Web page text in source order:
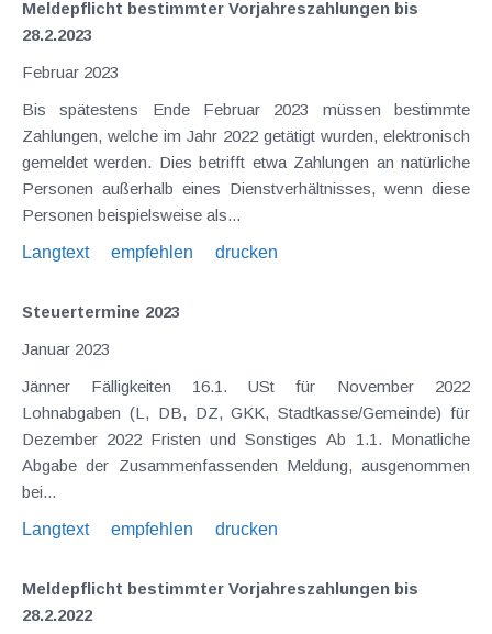
Meldepflicht bestimmter Vorjahreszahlungen bis
28.2.2023
Februar 2023
Bis spätestens Ende Februar 2023 müssen bestimmte
Zahlungen, welche im Jahr 2022 getätigt wurden, elektronisch
gemeldet werden. Dies betrifft etwa Zahlungen an natürliche
Personen außerhalb eines Dienstverhältnisses, wenn diese
Personen beispielsweise als...
Langtext
empfehlen drucken
Steuertermine 2023
Januar 2023
Jänner Fälligkeiten 16.1. USt für November 2022
Lohnabgaben (L, DB, DZ, GKK, Stadtkasse/Gemeinde) für
Dezember 2022 Fristen und Sonstiges Ab 1.1. Monatliche
Abgabe der Zusammenfassenden Meldung, ausgenommen
bei...
Langtext
empfehlen drucken
Meldepflicht bestimmter Vorjahreszahlungen bis
28.2.2022